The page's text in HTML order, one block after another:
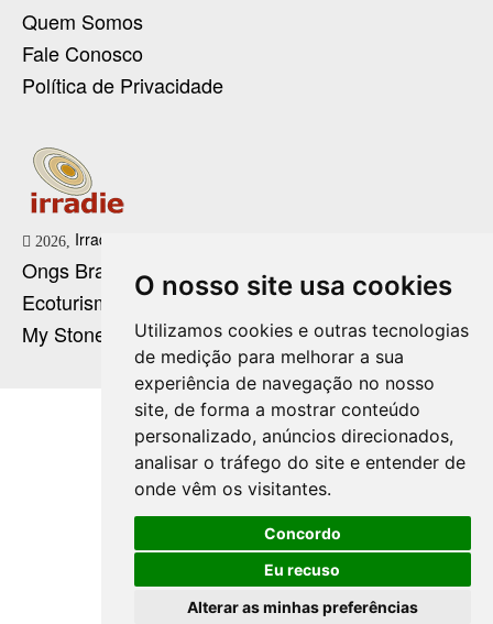
O nosso site usa cookies
Utilizamos cookies e outras tecnologias
de medição para melhorar a sua
experiência de navegação no nosso
site, de forma a mostrar conteúdo
personalizado, anúncios direcionados,
analisar o tráfego do site e entender de
onde vêm os visitantes.
Concordo
Eu recuso
Alterar as minhas preferências
Quem Somos
Fale Conosco
Política de Privacidade
2026, Irradie Marketing Digital
Ongs Brasil
Ecoturismo no Brasil
My Stone Cristaloterapia